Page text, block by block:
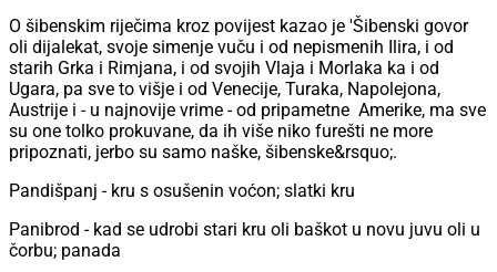
O šibenskim riječima kroz povijest kazao je 'Šibenski govor
oli dijalekat, svoje simenje vuču i od nepismenih Ilira, i od
starih Grka i Rimjana, i od svojih Vlaja i Morlaka ka i od
Ugara, pa sve to višje i od Venecije, Turaka, Napolejona,
Austrije i - u najnovije vrime - od pripametne Amerike, ma sve
su one tolko prokuvane, da ih više niko furešti ne more
pripoznati, jerbo su samo naške, šibenske&rsquo;.
Pandišpanj - kru s osušenin voćon; slatki kru
Panibrod - kad se udrobi stari kru oli baškot u novu juvu oli u
čorbu; panada